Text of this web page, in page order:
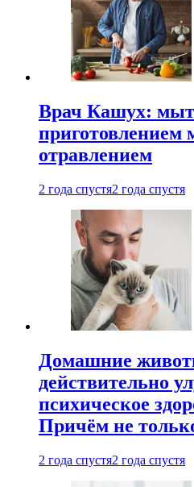
Врач Кашух:
приготовлением
отравлением
2 года спустя2 года спустя
Домашние
действительно
психическое
Причём не
2 года спустя2 года спустя